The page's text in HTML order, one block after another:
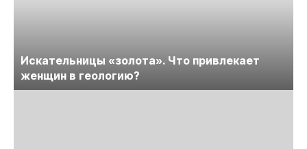
Искательницы «золота». Что привлекает
женщин в геологию?